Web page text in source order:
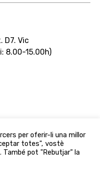
D7. Vic
8.00-15.00h)
per oferir-li una millor
totes", vostè
pot "Rebutjar" la